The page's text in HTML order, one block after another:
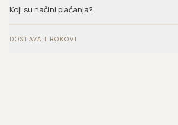
Koji su načini plaćanja?
DOSTAVA I ROKOVI